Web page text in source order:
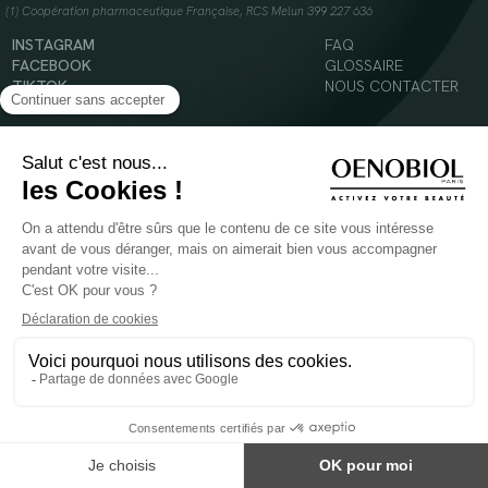
(1) Coopération pharmaceutique Française, RCS Melun 399 227 636
INSTAGRAM
FACEBOOK
TIKTOK
YOUTUBE
FAQ
GLOSSAIRE
NOUS CONTACTER
© 2024 Oenobiol Paris
Mentions légales
Politique en matière de cookies
POUR VOTRE SANTÉ, MANGEZ AU MOINS CINQ FRUITS ET LÉGUMES PAR JOUR -
Les complément alimentaires doivent être utilisés dans le cadre d'un mode de vie sain et
ne pas être utilisés comme substituts d'un régimes alimentaire varié et équilibré.